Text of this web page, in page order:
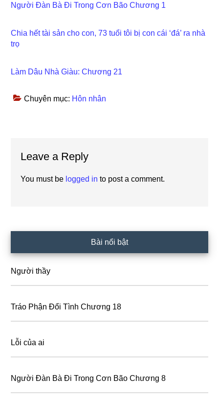
Người Đàn Bà Đi Trong Cơn Bão Chương 1
Chia hết tài sản cho con, 73 tuổi tôi bị con cái ‘đá’ ra nhà
trọ
Làm Dâu Nhà Giàu: Chương 21
Chuyên mục: Hôn nhân
Interactions
Leave a Reply
You must be logged in to post a comment.
Sidebar
Bài nổi bật
Người thầy
Tráo Phận Đổi Tình Chương 18
Lỗi của ai
Người Đàn Bà Đi Trong Cơn Bão Chương 8